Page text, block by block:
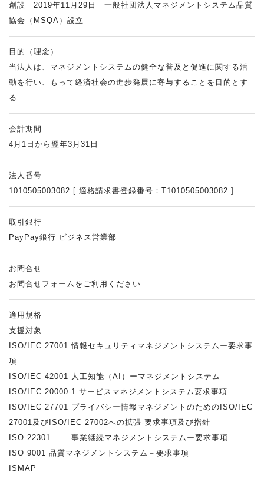
創設 2019年11月29日 一般社団法人マネジメントシステム品質
協会（MSQA）設立
目的（理念）
当法人は、マネジメントシステムの健全な普及と促進に関する活
動を行い、もって経済社会の進歩発展に寄与することを目的とす
る
会計期間
4月1日から翌年3月31日
法人番号
1010505003082 [ 適格請求書登録番号：T1010505003082 ]
取引銀行
PayPay銀行 ビジネス営業部
お問合せ
お問合せフォームをご利用ください
適用規格
支援対象
ISO/IEC 27001 情報セキュリティマネジメントシステムー要求事
項
ISO/IEC 42001 人工知能（AI）ーマネジメントシステム
ISO/IEC 20000-1 サービスマネジメントシステム要求事項
ISO/IEC 27701 プライバシー情報マネジメントのためのISO/IEC
27001及びISO/IEC 27002への拡張-要求事項及び指針
ISO 22301 事業継続マネジメントシステムー要求事項
ISO 9001 品質マネジメントシステム－要求事項
ISMAP